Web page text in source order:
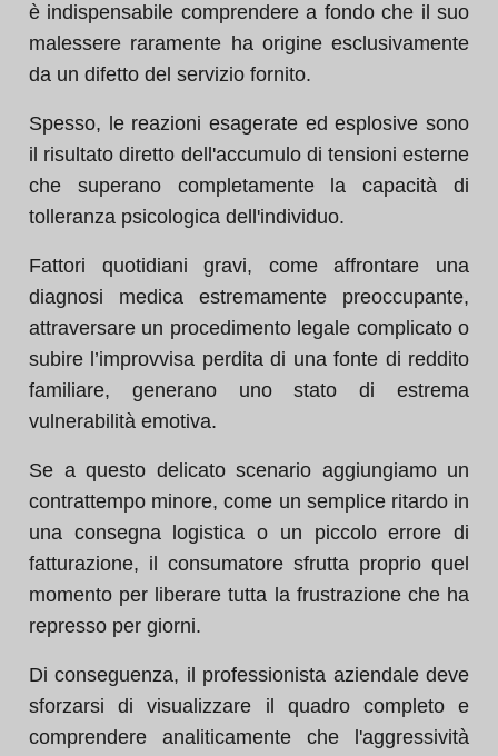
è indispensabile comprendere a fondo che il suo
malessere raramente ha origine esclusivamente
da un difetto del servizio fornito.
Spesso, le reazioni esagerate ed esplosive sono
il risultato diretto dell'accumulo di tensioni esterne
che superano completamente la capacità di
tolleranza psicologica dell'individuo.
Fattori quotidiani gravi, come affrontare una
diagnosi medica estremamente preoccupante,
attraversare un procedimento legale complicato o
subire l’improvvisa perdita di una fonte di reddito
familiare, generano uno stato di estrema
vulnerabilità emotiva.
Se a questo delicato scenario aggiungiamo un
contrattempo minore, come un semplice ritardo in
una consegna logistica o un piccolo errore di
fatturazione, il consumatore sfrutta proprio quel
momento per liberare tutta la frustrazione che ha
represso per giorni.
Di conseguenza, il professionista aziendale deve
sforzarsi di visualizzare il quadro completo e
comprendere analiticamente che l'aggressività